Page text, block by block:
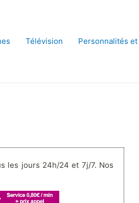
Télévision Personnalités
les jours 24h/24 et 7j/7. Nos